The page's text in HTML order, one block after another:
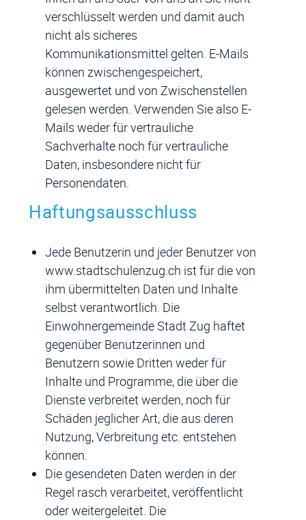
verschlüsselt werden und damit auch
nicht als sicheres
Kommunikationsmittel gelten. E-Mails
können zwischengespeichert,
ausgewertet und von Zwischenstellen
gelesen werden. Verwenden Sie also E-
Mails weder für vertrauliche
Sachverhalte noch für vertrauliche
Daten, insbesondere nicht für
Personendaten.
Haftungsausschluss
Jede Benutzerin und jeder Benutzer von
www.stadtschulenzug.ch ist für die von
ihm übermittelten Daten und Inhalte
selbst verantwortlich. Die
Einwohnergemeinde Stadt Zug haftet
gegenüber Benutzerinnen und
Benutzern sowie Dritten weder für
Inhalte und Programme, die über die
Dienste verbreitet werden, noch für
Schäden jeglicher Art, die aus deren
Nutzung, Verbreitung etc. entstehen
können.
Die gesendeten Daten werden in der
Regel rasch verarbeitet, veröffentlicht
oder weitergeleitet. Die